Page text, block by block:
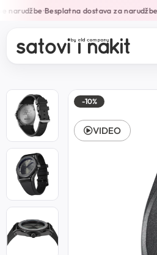
•Besplatna dostava za narudžbe
-10%
VIDEO